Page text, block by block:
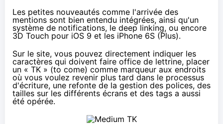
Les petites nouveautés comme l'arrivée des
mentions sont bien entendu intégrées, ainsi qu'un
système de notifications, le deep linking, ou encore
3D Touch pour iOS 9 et les iPhone 6S (Plus).
Sur le site, vous pouvez directement indiquer les
caractères qui doivent faire office de lettrine, placer
un « TK » (to come) comme marqueur aux endroits
où vous voulez revenir plus tard dans le processus
d'écriture, une refonte de la gestion des polices, des
tailles sur les différents écrans et des tags a aussi
été opérée.